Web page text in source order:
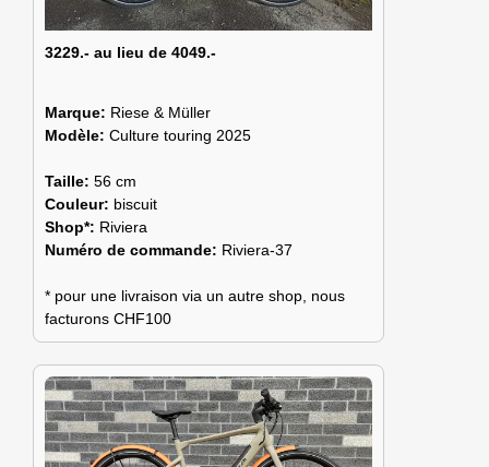
3229.- au lieu de 4049.-
Marque: Riese & Müller
Modèle: Culture touring 2025
Taille: 56 cm
Couleur: biscuit
Shop*: Riviera
Numéro de commande: Riviera-37
* pour une livraison via un autre shop, nous
facturons CHF100